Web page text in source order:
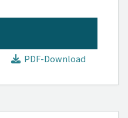
PDF-Download